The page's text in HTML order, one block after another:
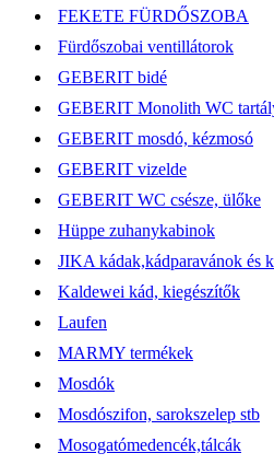
FEKETE FÜRDŐSZOBA
Fürdőszobai ventillátorok
GEBERIT bidé
GEBERIT Monolith WC
GEBERIT mosdó, kézmosó
GEBERIT vizelde
GEBERIT WC csésze, ülőke
Hüppe zuhanykabinok
JIKA kádak,kádparavánok és
Kaldewei kád, kiegészítők
Laufen
MARMY termékek
Mosdók
Mosdószifon, sarokszelep stb
Mosogatómedencék,tálcák